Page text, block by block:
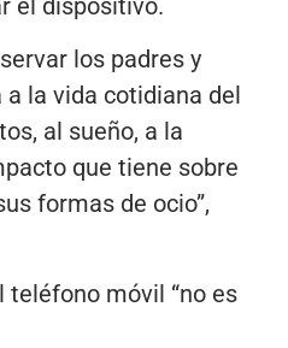
el dispositivo.
los padres y
la vida cotidiana del
al sueño, a la
que tiene sobre
formas de ocio”,
teléfono móvil “no es